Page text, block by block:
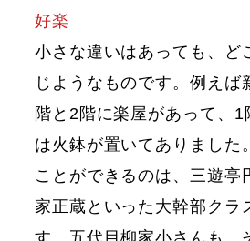
好楽
小さな違いはあっても、ど
じようなものです。例えば
階と2階に楽屋があって、1
は火鉢が置いてありました
ことができるのは、三遊亭
家正蔵といった大幹部クラ